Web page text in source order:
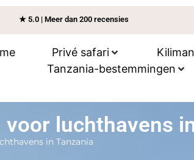
★ 5.0 | Meer dan 200 recensies
Privé safari
Tanzania-bestemmingen
luchthavens
in Tanzania